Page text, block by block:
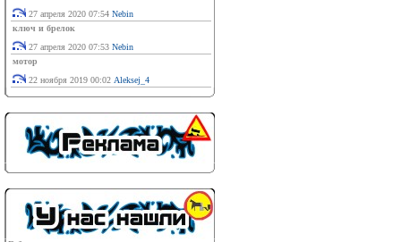
27 апреля 2020 07:54 Nebin
ключ и брелок
27 апреля 2020 07:53 Nebin
мотор
22 ноября 2019 00:02 Aleksej_4